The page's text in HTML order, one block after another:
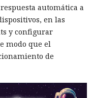
automática a
en las
y configurar
modo que el
de